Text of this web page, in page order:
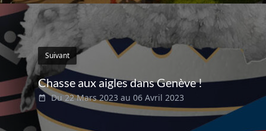
Suivant
Chasse aux aigles dans Genève !
Du 22 Mars 2023 au 06 Avril 2023